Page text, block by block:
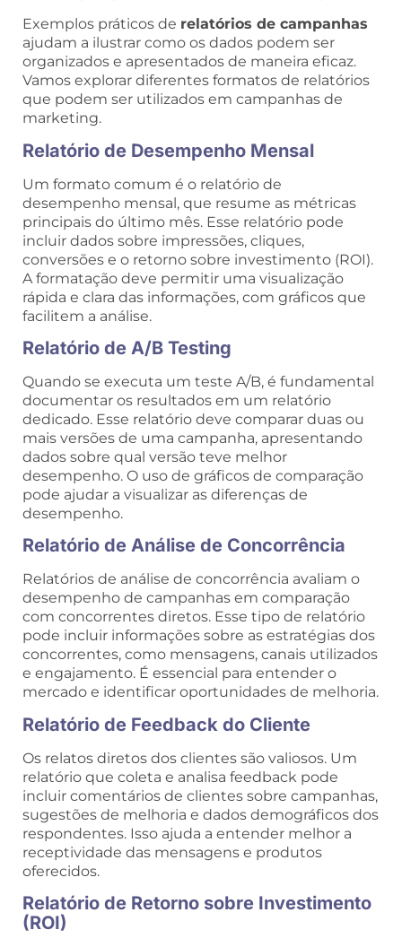
Exemplos práticos de relatórios de campanhas
ajudam a ilustrar como os dados podem ser
organizados e apresentados de maneira eficaz.
Vamos explorar diferentes formatos de relatórios
que podem ser utilizados em campanhas de
marketing.
Relatório de Desempenho Mensal
Um formato comum é o relatório de
desempenho mensal, que resume as métricas
principais do último mês. Esse relatório pode
incluir dados sobre impressões, cliques,
conversões e o retorno sobre investimento (ROI).
A formatação deve permitir uma visualização
rápida e clara das informações, com gráficos que
facilitem a análise.
Relatório de A/B Testing
Quando se executa um teste A/B, é fundamental
documentar os resultados em um relatório
dedicado. Esse relatório deve comparar duas ou
mais versões de uma campanha, apresentando
dados sobre qual versão teve melhor
desempenho. O uso de gráficos de comparação
pode ajudar a visualizar as diferenças de
desempenho.
Relatório de Análise de Concorrência
Relatórios de análise de concorrência avaliam o
desempenho de campanhas em comparação
com concorrentes diretos. Esse tipo de relatório
pode incluir informações sobre as estratégias dos
concorrentes, como mensagens, canais utilizados
e engajamento. É essencial para entender o
mercado e identificar oportunidades de melhoria.
Relatório de Feedback do Cliente
Os relatos diretos dos clientes são valiosos. Um
relatório que coleta e analisa feedback pode
incluir comentários de clientes sobre campanhas,
sugestões de melhoria e dados demográficos dos
respondentes. Isso ajuda a entender melhor a
receptividade das mensagens e produtos
oferecidos.
Relatório de Retorno sobre Investimento
(ROI)